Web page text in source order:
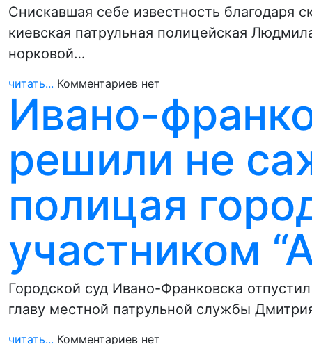
Снискавшая себе известность благодаря
киевская патрульная полицейская
норковой…
читать... Комментариев нет
Ивано-
решили не
полицая
участником
Городской суд Ивано-Франковска
главу местной патрульной службы
читать... Комментариев нет